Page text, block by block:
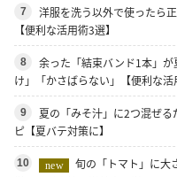
7
洋服を洗う以外で使ったら
【便利な活用術3選】
8
余った「結束バンド1本」
け」「かさばらない」【便利な活
9
夏の「みそ汁」に2つ混ぜ
ピ【夏バテ対策に】
10 new
旬の「トマト」に大